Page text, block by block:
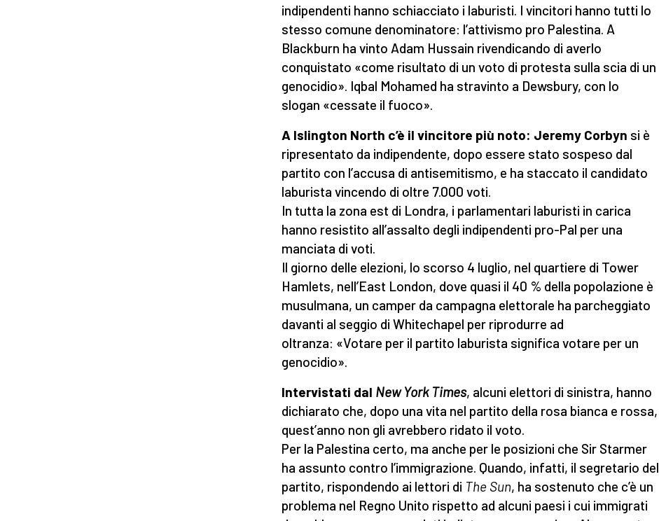
indipendenti hanno schiacciato i laburisti. I vincitori hanno tutti lo
stesso comune denominatore: l’attivismo pro Palestina. A
Blackburn ha vinto Adam Hussain rivendicando di averlo
conquistato «come risultato di un voto di protesta sulla scia di un
genocidio». Iqbal Mohamed ha stravinto a Dewsbury, con lo
slogan «cessate il fuoco».
A Islington North c’è il vincitore più noto: Jeremy Corbyn si è
ripresentato da indipendente, dopo essere stato sospeso dal
partito con l’accusa di antisemitismo, e ha staccato il candidato
laburista vincendo di oltre 7.000 voti.
In tutta la zona est di Londra, i parlamentari laburisti in carica
hanno resistito all’assalto degli indipendenti pro-Pal per una
manciata di voti.
Il giorno delle elezioni, lo scorso 4 luglio, nel quartiere di Tower
Hamlets, nell’East London, dove quasi il 40 % della popolazione è
musulmana, un camper da campagna elettorale ha parcheggiato
davanti al seggio di Whitechapel per riprodurre ad
oltranza: «Votare per il partito laburista significa votare per un
genocidio».
Intervistati dal New York Times, alcuni elettori di sinistra, hanno
dichiarato che, dopo una vita nel partito della rosa bianca e rossa,
quest’anno non gli avrebbero ridato il voto.
Per la Palestina certo, ma anche per le posizioni che Sir Starmer
ha assunto contro l’immigrazione. Quando, infatti, il segretario del
partito, rispondendo ai lettori di The Sun, ha sostenuto che c’è un
problema nel Regno Unito rispetto ad alcuni paesi i cui immigrati